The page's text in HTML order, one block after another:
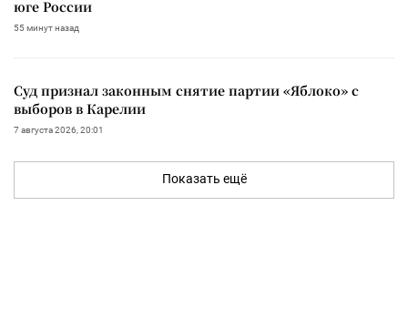
юге России
55 минут назад
Суд признал законным снятие партии «Яблоко» с
выборов в Карелии
7 августа 2026, 20:01
Показать ещё